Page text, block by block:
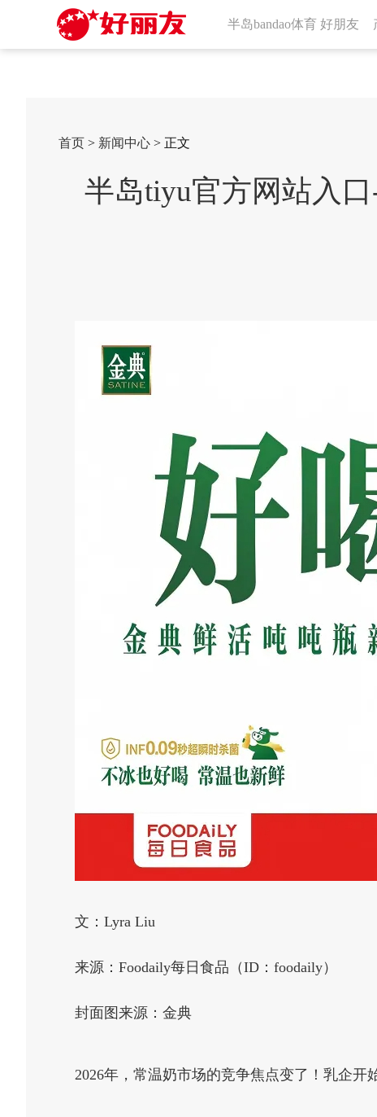
半岛bandao体育 好朋友
首页 > 新闻中心 > 正文
半岛tiyu官方网站入
文：Lyra Liu
来源：Foodaily每日食品（ID：foodaily）
封面图来源：金典
2026年，常温奶市场的竞争焦点变了！乳企开